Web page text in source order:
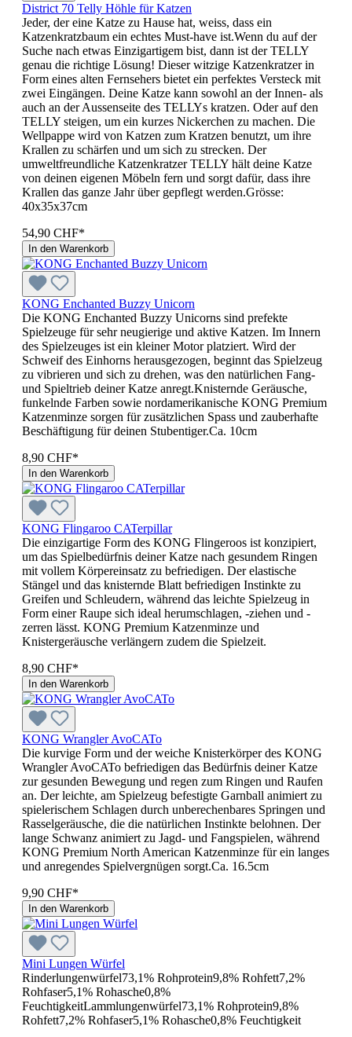
District 70 Telly Höhle für Katzen
Jeder, der eine Katze zu Hause hat, weiss, dass ein
Katzenkratzbaum ein echtes Must-have ist.Wenn du auf der
Suche nach etwas Einzigartigem bist, dann ist der TELLY
genau die richtige Lösung! Dieser witzige Katzenkratzer in
Form eines alten Fernsehers bietet ein perfektes Versteck mit
zwei Eingängen. Deine Katze kann sowohl an der Innen- als
auch an der Aussenseite des TELLYs kratzen. Oder auf den
TELLY steigen, um ein kurzes Nickerchen zu machen. Die
Wellpappe wird von Katzen zum Kratzen benutzt, um ihre
Krallen zu schärfen und um sich zu strecken. Der
umweltfreundliche Katzenkratzer TELLY hält deine Katze
von deinen eigenen Möbeln fern und sorgt dafür, dass ihre
Krallen das ganze Jahr über gepflegt werden.Grösse:
40x35x37cm
54,90 CHF*
In den Warenkorb
KONG Enchanted Buzzy Unicorn
Die KONG Enchanted Buzzy Unicorns sind prefekte
Spielzeuge für sehr neugierige und aktive Katzen. Im Innern
des Spielzeuges ist ein kleiner Motor platziert. Wird der
Schweif des Einhorns herausgezogen, beginnt das Spielzeug
zu vibrieren und sich zu drehen, was den natürlichen Fang-
und Spieltrieb deiner Katze anregt.Knisternde Geräusche,
funkelnde Farben sowie nordamerikanische KONG Premium
Katzenminze sorgen für zusätzlichen Spass und zauberhafte
Beschäftigung für deinen Stubentiger.Ca. 10cm
8,90 CHF*
In den Warenkorb
KONG Flingaroo CATerpillar
Die einzigartige Form des KONG Flingeroos ist konzipiert,
um das Spielbedürfnis deiner Katze nach gesundem Ringen
mit vollem Körpereinsatz zu befriedigen. Der elastische
Stängel und das knisternde Blatt befriedigen Instinkte zu
Greifen und Schleudern, während das leichte Spielzeug in
Form einer Raupe sich ideal herumschlagen, -ziehen und -
zerren lässt. KONG Premium Katzenminze und
Knistergeräusche verlängern zudem die Spielzeit.
8,90 CHF*
In den Warenkorb
KONG Wrangler AvoCATo
Die kurvige Form und der weiche Knisterkörper des KONG
Wrangler AvoCATo befriedigen das Bedürfnis deiner Katze
zur gesunden Bewegung und regen zum Ringen und Raufen
an. Der leichte, am Spielzeug befestigte Garnball animiert zu
spielerischem Schlagen durch unberechenbares Springen und
Rasselgeräusche, die die natürlichen Instinkte belohnen. Der
lange Schwanz animiert zu Jagd- und Fangspielen, während
KONG Premium North American Katzenminze für ein langes
und anregendes Spielvergnügen sorgt.Ca. 16.5cm
9,90 CHF*
In den Warenkorb
Mini Lungen Würfel
Rinderlungenwürfel73,1% Rohprotein9,8% Rohfett7,2%
Rohfaser5,1% Rohasche0,8%
FeuchtigkeitLammlungenwürfel73,1% Rohprotein9,8%
Rohfett7,2% Rohfaser5,1% Rohasche0,8% Feuchtigkeit